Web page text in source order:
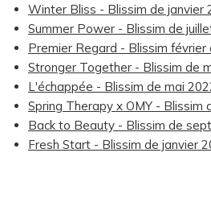
Winter Bliss - Blissim de janvier
Summer Power - Blissim de
Premier Regard - Blissim février
Stronger Together - Blissim de
L'échappée - Blissim de mai
Spring Therapy x OMY - Blissim
Back to Beauty - Blissim de
Fresh Start - Blissim de janvier